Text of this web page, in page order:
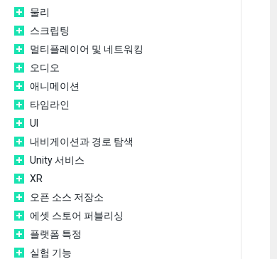
물리
스크립팅
멀티플레이어 및 네트워킹
오디오
애니메이션
타임라인
UI
내비게이션과 경로 탐색
Unity 서비스
XR
오픈 소스 저장소
에셋 스토어 퍼블리싱
플랫폼 특정
실험 기능